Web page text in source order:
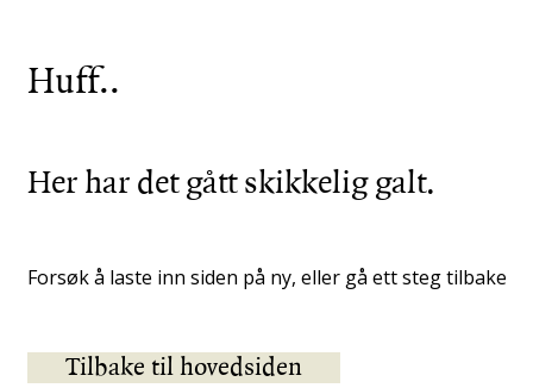
Huff..
Her har det gått skikkelig galt.
Forsøk å laste inn siden på ny, eller gå ett steg tilbake
Tilbake til hovedsiden